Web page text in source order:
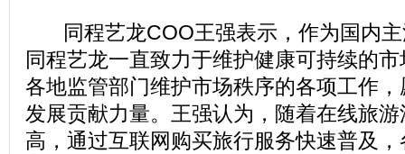
同程艺龙COO王强表示，作为国内主
同程艺龙一直致力于维护健康可持续的
各地监管部门维护市场秩序的各项工作
发展贡献力量。王强认为，随着在线旅
高，通过互联网购买旅行服务快速普及